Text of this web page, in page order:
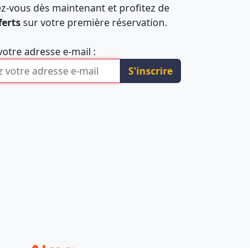
vous dès maintenant et profitez de
sur votre première réservation.
adresse e-mail :
S'inscrire